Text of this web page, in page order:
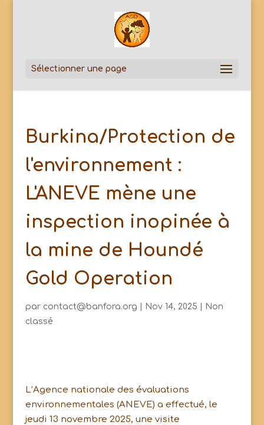
Sélectionner une page
Burkina/Protection de
l'environnement :
L'ANEVE mène une
inspection inopinée à
la mine de Houndé
Gold Operation
par contact@banfora.org Nov 14, 2025
Non
classé
L’Agence nationale des évaluations
environnementales (ANEVE) a effectué, le
jeudi 13 novembre 2025, une visite